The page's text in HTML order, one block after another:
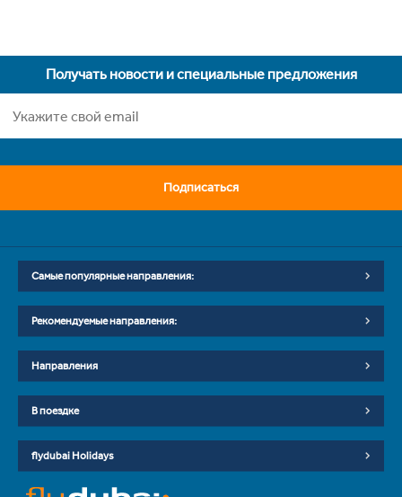
Получать новости и специальные предложения
Подписаться
Самые популярные направления:
Рекомендуемые направления:
Направления
В поездке
flydubai Holidays